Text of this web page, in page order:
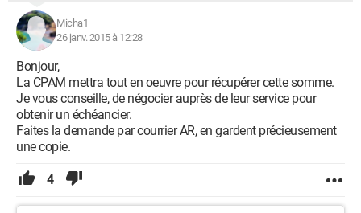
Micha1
26 janv. 2015 à 12:28
Bonjour,
La CPAM mettra tout en oeuvre pour récupérer cette somme.
Je vous conseille, de négocier auprès de leur service pour
obtenir un échéancier.
Faites la demande par courrier AR, en gardent précieusement
une copie.
4